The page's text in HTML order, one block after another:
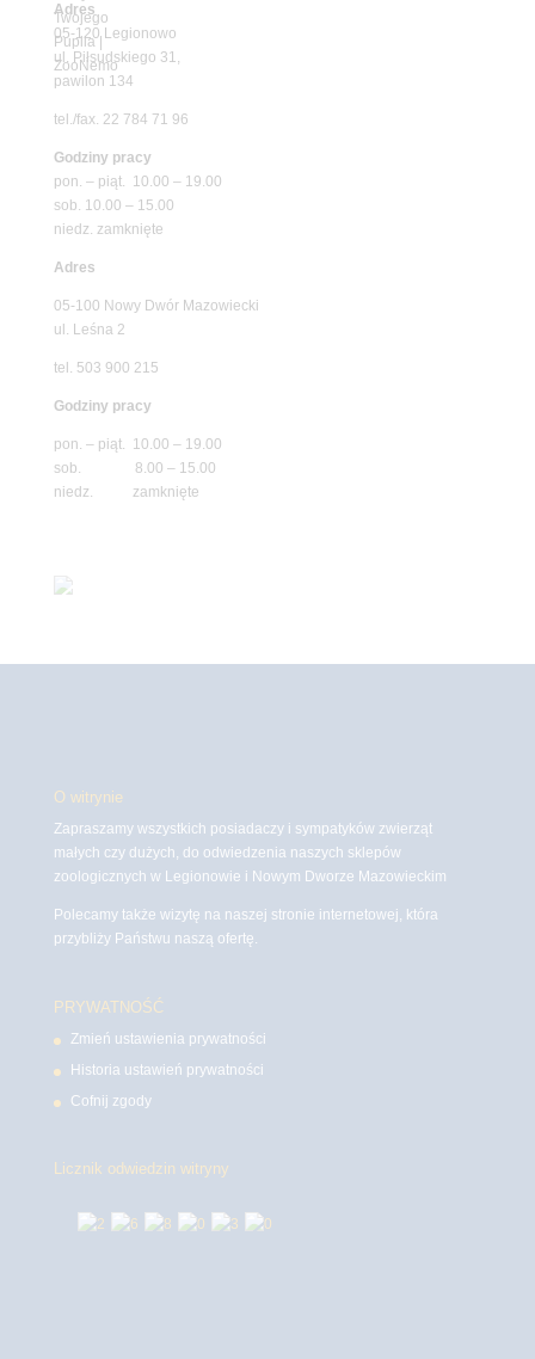
Adres
05-120 Legionowo
ul. Piłsudskiego 31,
pawilon 134
tel./fax. 22 784 71 96
Godziny pracy
pon. – piąt. 10.00 – 19.00
sob. 10.00 – 15.00
niedz. zamknięte
Adres
05-100 Nowy Dwór Mazowiecki
ul. Leśna 2
tel. 503 900 215
Godziny pracy
pon. – piąt. 10.00 – 19.00
sob. 8.00 – 15.00
niedz. zamknięte
O witrynie
Zapraszamy wszystkich posiadaczy i sympatyków zwierząt
małych czy dużych, do odwiedzenia naszych sklepów
zoologicznych w Legionowie i Nowym Dworze Mazowieckim
Polecamy także wizytę na naszej stronie internetowej, która
przybliży Państwu naszą ofertę.
PRYWATNOŚĆ
Zmień ustawienia prywatności
Historia ustawień prywatności
Cofnij zgody
Licznik odwiedzin witryny